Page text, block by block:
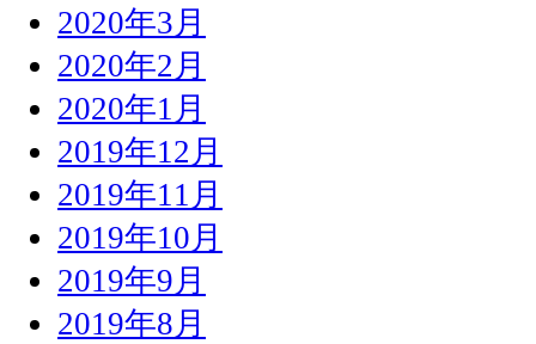
2020年3月
2020年2月
2020年1月
2019年12月
2019年11月
2019年10月
2019年9月
2019年8月